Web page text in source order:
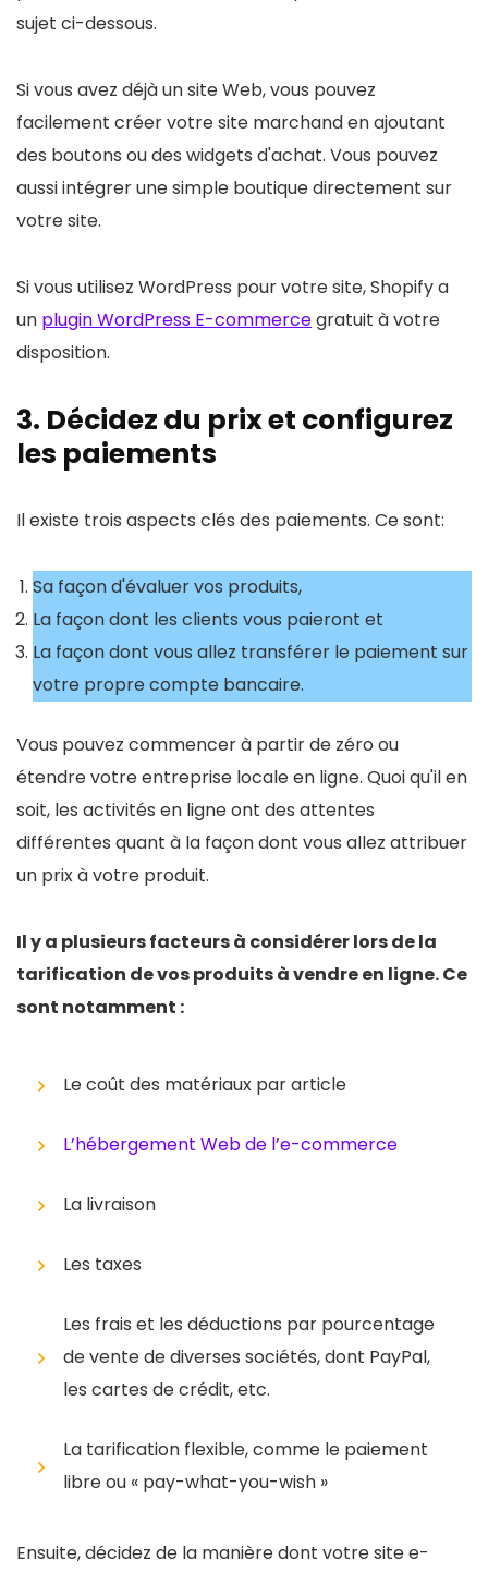
sujet ci-dessous.
Si vous avez déjà un site Web, vous pouvez
facilement créer votre site marchand en ajoutant
des boutons ou des widgets d'achat. Vous pouvez
aussi intégrer une simple boutique directement sur
votre site.
Si vous utilisez WordPress pour votre site, Shopify a
un plugin WordPress E-commercegratuit à votre
disposition.
3. Décidez du prix et configurez
les paiements
Il existe trois aspects clés des paiements. Ce sont:
Sa façon d'évaluer vos produits,
La façon dont les clients vous paieront et
La façon dont vous allez transférer le paiement sur
votre propre compte bancaire.
Vous pouvez commencer à partir de zéro ou
étendre votre entreprise locale en ligne. Quoi qu'il en
soit, les activités en ligne ont des attentes
différentes quant à la façon dont vous allez attribuer
un prix à votre produit.
Il y a plusieurs facteurs à considérer lors de la
tarification de vos produits à vendre en ligne. Ce
sont notamment :
Le coût des matériaux par article
L’hébergement Web de l’e-commerce
La livraison
Les taxes
Les frais et les déductions par pourcentage
de vente de diverses sociétés, dont PayPal,
les cartes de crédit, etc.
La tarification flexible, comme le paiement
libre ou « pay-what-you-wish »
Ensuite, décidez de la manière dont votre site e-